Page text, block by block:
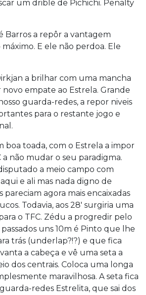
um drible de Pichichi. Penalty
Barros a repôr a vantagem
E ele não perdoa. Ele
a brilhar com uma mancha
empate ao Estrela. Grande
guarda-redes, a repor niveis
para o restante jogo e
boa toada, com o Estrela a impor
a não mudar o seu paradigma.
a meio campo com
e ali mas nada digno de
pareciam agora mais encaixadas
Todavia, aos 28′ surgiria uma
o TFC. Zédu a progredir pelo
uns 10m é Pinto que lhe
trás (underlap?!?) e que fica
a cabeça e vê uma seta a
dos centrais. Coloca uma longa
maravilhosa. A seta fica
redes Estrelita, que sai dos